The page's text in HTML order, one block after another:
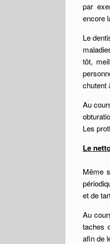
par
encore
Le
tôt,
chutent
Au
Les
Le
Même
et de
Au
taches
afin de